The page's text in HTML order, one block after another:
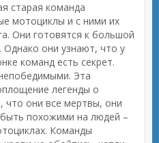
старая команда
мотоциклы и с ними их
Они готовятся к большой
Однако они узнают, что у
команд есть секрет.
Эта
легенды о
что они все мертвы, они
похожими на людей –
Команды